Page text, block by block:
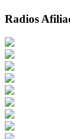
Radios